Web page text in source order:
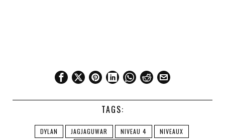
TAGS:
DYLAN JAGJAGUWAR NIVEAU 4
NIVEAUX